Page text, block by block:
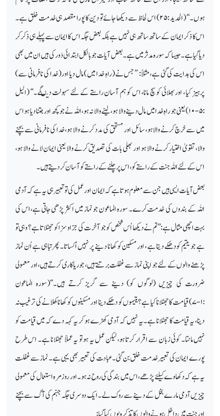
ہوں۔‘‘ (الحدید :۲۵) اس لحاظ سے دیکھا جائے تو دین کا پورا مقصد ہی خدمت خلق ہے۔
اس کا ذکر ایمان کے ساتھ ساتھ ہی نہیں ہے بلکہ بعض جگہ اس کا ایمان سے پہلے ہی ذکر کر
دیا گیا ہے۔ جیسا کہ سورہ مدثر میں ہے۔ بعض آیات جو بالکل ابتدائی دَور کی ہیں ان میں بھی
اس کی ہدایت کی گئی ہے، مثلاً: ’’ جس نے (راہِ خدا میں) مال دیا اور (خدا کی نافرمانی سے)
پرہیز کیا ، اور بھلائی کو سچ مانا، اس کو ہم آسان راستے کے لئے سہولت دیںگے۔‘‘ (الیل
:۵-۱۰)
یعنی جو راہِ خدا میں مال دینے والا ہو، لینے والا نہ ہو، اللہ نے جو کچھ اور جتنا دیا ہو اس
میں سے خرچ کرنے والا ہو، سائل اور مستحق کی مدد کرنے والا ہو، خدا کی نافرمانی سے بچنے
والا، تقویٰ اختیار کرنے والا ہو اور بھلی بات کی تصدیق کرنے والا یعنی ایمان لانے والا ہو،
اس کے لئے اللہ جنت کے راستے کو، اس پر چلنے کے راستے کو آسان کر دیتے ہیں۔
بعض آیات ایسی ہیں جن سے معلوم ہوتا ہے کہ ایمان اور عمل کی تو تعبیر ہی یہ ہے کہ آدمی
اللہ کے بندوں کی خدمت کرے۔ سورہ الماعون جو نماز میں اکثر پڑھی جاتی ہے،اس کی
بہت اچھی مثال ہے:’’تم نے دیکھا اُس شخص کو جو آخرت کی جزا و سزا کو جھٹلاتا ہے؟ وہی تو
ہے جو یتیم کو دھکے دیتا ہے ، اور مسکین کو کھانا دینے پر نہیں اُکساتا۔ پھر تباہی ہے اُن نماز
پڑھنے والوں کے لئے جو اپنی نماز سے غفلت برتتے ہیں، جو ریاکاری کرتے ہیں،اور معمولی
ضرورت کی چیزیں (لوگوں کو) دینے سے گریز کرتے ہیں۔‘‘(سورہ الماعون
:۱-۷)
قیامت کا جھٹلانا کیا ہے؟ یتیموں کو دھکے دینا اور مسکینوں کو کھانا کھلانے کی ترغیب نہ
دینا، یہ قیامت کا جھٹلانا ہے۔ یہ نہیں کہ آدمی کھڑے ہو کر یہ کہہ دے کہ میں قیامت کو
نہیں مانتا۔ کوئی زبان سے اقرار کرتا ہو، لیکن عمل یہ ہو تو یہ عملاً جھٹلانا ہے۔ اس طرح
پورے ایمان کی تعبیر خدمت خلق بن گئی۔ عبادت کی تعبیر بھی یہی ہے۔ نماز سے غفلت
یہ ہے کہ دکھاوے کیلئے پڑھے، اس میں بندگی کی روح نہ ہو۔ اور روز مرہ استعمال کی معمولی
چیزیں آدمی مارے بخل کے دینے سے روک لے۔ایک دوسری جگہ جہنم کی آگ سے بچنے